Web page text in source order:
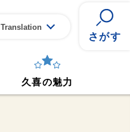
Translation
さがす
久喜の魅力